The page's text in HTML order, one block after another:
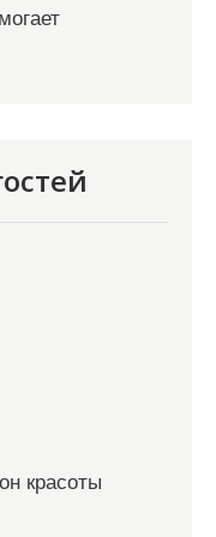
красоты